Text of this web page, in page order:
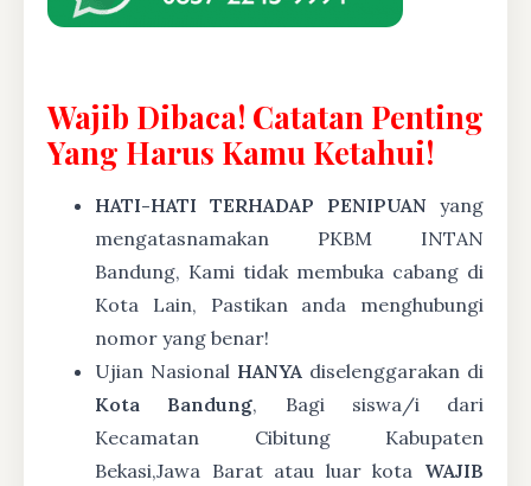
Wajib Dibaca! Catatan Penting
Yang Harus Kamu Ketahui!
HATI-HATI TERHADAP PENIPUAN yang
mengatasnamakan PKBM INTAN
Bandung, Kami tidak membuka cabang di
Kota Lain, Pastikan anda menghubungi
nomor yang benar!
Ujian Nasional HANYA diselenggarakan di
Kota Bandung, Bagi siswa/i dari
Kecamatan Cibitung Kabupaten
Bekasi,Jawa Barat atau luar kota WAJIB